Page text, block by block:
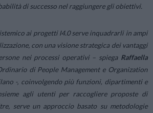
di successo nel raggiungere gli obiettivi.
ai progetti I4.0 serve inquadrarli in ampi
con una visione strategica dei vantaggi
nei processi operativi– spiega Raffaella
di People Management e Organization
-, coinvolgendo più funzioni, dipartimenti e
agli utenti per raccogliere proposte di
serve un approccio basato su metodologie